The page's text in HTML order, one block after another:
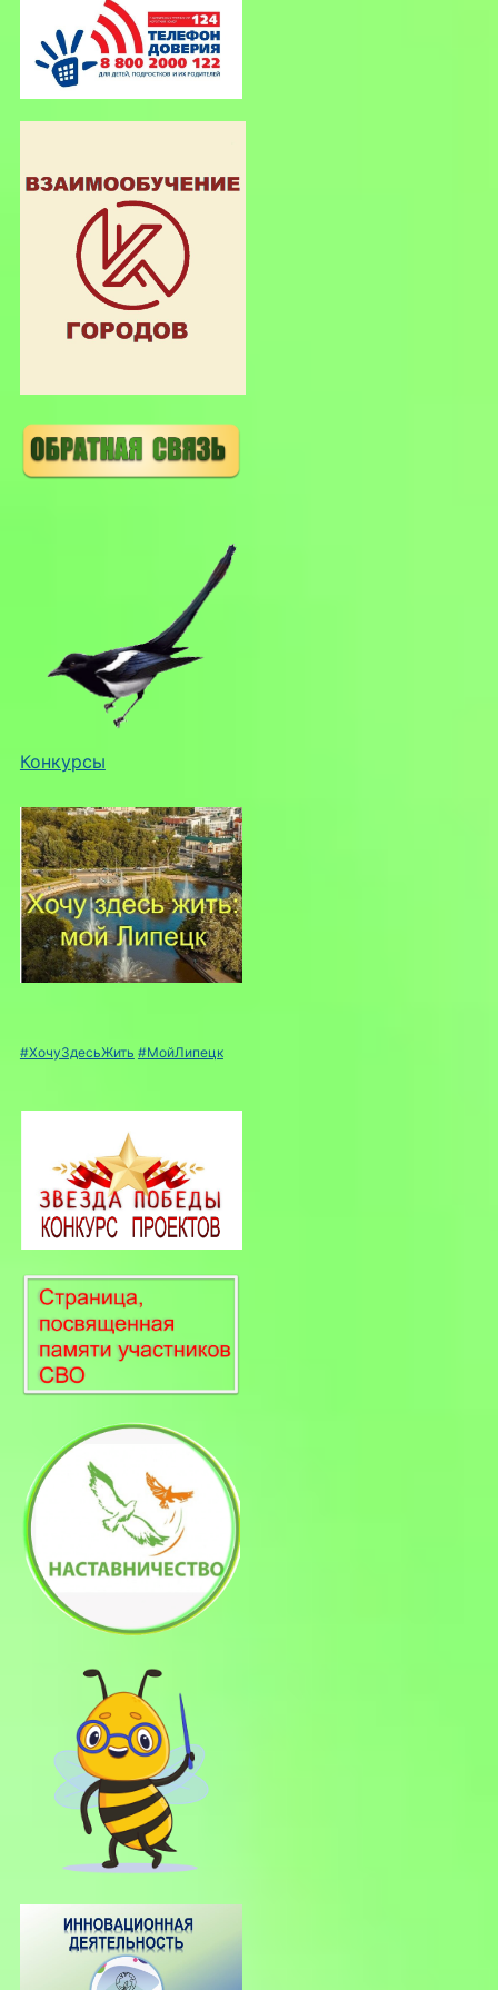
Конкурсы
#ХочуЗдесьЖить #МойЛипецк